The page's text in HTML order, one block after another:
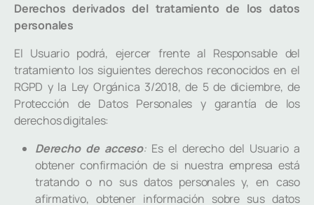
Derechos derivados del tratamiento de los datos
personales
El Usuario podrá, ejercer frente al Responsable del
tratamiento los siguientes derechos reconocidos en el
RGPD y la Ley Orgánica 3/2018, de 5 de diciembre, de
Protección de Datos Personales y garantía de los
derechos digitales:
Derecho de acceso:Es el derecho del Usuario a
obtener confirmación de si nuestra empresa está
tratando o no sus datos personales y, en caso
afirmativo, obtener información sobre sus datos